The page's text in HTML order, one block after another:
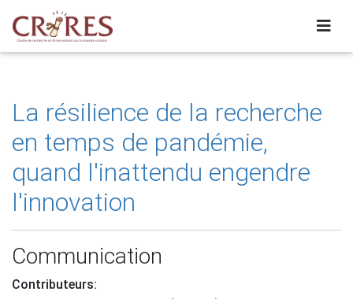
La résilience de la recherche
en temps de pandémie,
quand l'inattendu engendre
l'innovation
Communication
Contributeurs: